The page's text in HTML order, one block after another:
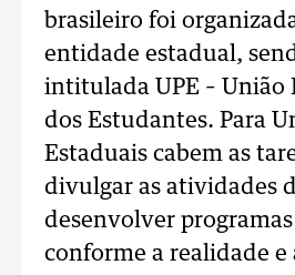
brasileiro foi
entidade estadual,
intitulada UPE – União
dos Estudantes. Para
Estaduais cabem as
divulgar as atividades
desenvolver
conforme a realidade e